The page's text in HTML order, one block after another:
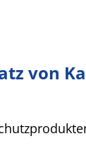
von